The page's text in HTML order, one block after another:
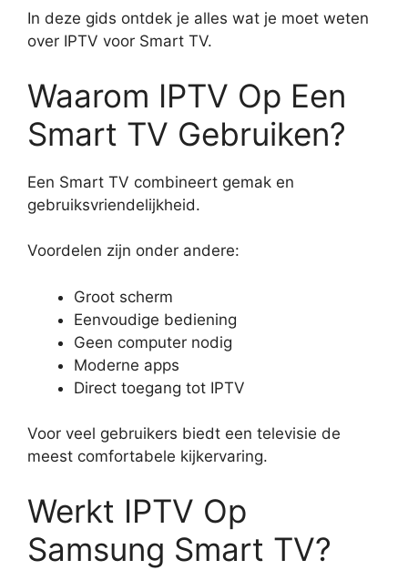
In deze gids ontdek je alles wat je moet weten
over IPTV voor Smart TV.
Waarom IPTV Op Een
Smart TV Gebruiken?
Een Smart TV combineert gemak en
gebruiksvriendelijkheid.
Voordelen zijn onder andere:
Groot scherm
Eenvoudige bediening
Geen computer nodig
Moderne apps
Direct toegang tot IPTV
Voor veel gebruikers biedt een televisie de
meest comfortabele kijkervaring.
Werkt IPTV Op
Samsung Smart TV?